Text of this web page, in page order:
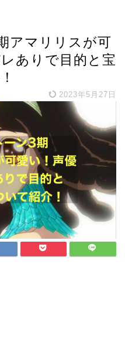
アマリリスが可
ありで目的と宝
2023年5月27日